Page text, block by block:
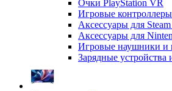
Очки PlayStation VR
Игровые
Аксессуары для
Аксессуары для
Игровые наушники и
Зарядные устройства